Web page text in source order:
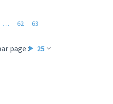
page : 25
… 62
63